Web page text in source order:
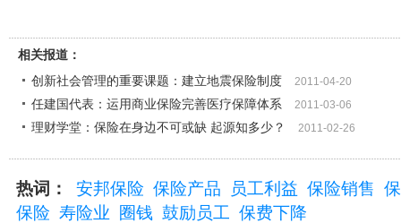
相关报道：
创新社会管理的重要课题：建立地震保险制度
2011-04-20
任建国代表：运用商业保险完善医疗保障体系 2011-03-06
理财学堂：保险在身边不可或缺 起源知多少？ 2011-02-26
热词： 安邦保险 保险产品 员工利益 保险销售
保险 寿险业 圈钱 鼓励员工 保费下降